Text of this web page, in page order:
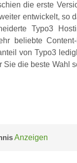
die erste
entwickelt, so
Typo3
beliebte
von Typo3
Sie die beste Wahl
Anzeigen